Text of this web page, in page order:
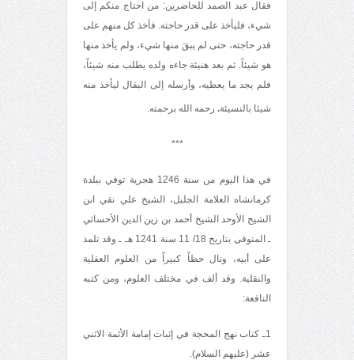
فقال عبد الصمد للحاضرين: من احتاج منكم إلى
شيء، فليأخذ على قدر حاجته. فأخذ كل منهم على
قدر حاجته، حتى لم يبقَ منها شيء، ولم يأخذ منها
هو شيئاً. ثم بعد هنيئة جاءه ولده يطلب منه شيئاً،
فلم يجد ما يعطيه، وأرسله إلى البقال ليأخذ منه
شيئا بالنسيئة. رحمه الله برحمته.
***
في هذا اليوم من سنة 1246 هجرية توفي ببلدة
كرمانشاه العلامة الجليل، الشيخ علي نقي ابن
الشيخ الأوحد الشيخ أحمد بن زين الدين الأحسائي
ـ المتوفى بتاريخ 18/ 11 سنة 1241 هـ ـ وقد تلمذ
على أبيه، ونال حظاً كبيراً من العلوم العقلية
والنقلية. وقد ألف في مختلف العلوم، ومن كتبه
النافعة:
1ـ كتاب نهج المحجة في إثبات إمامة الأئمة الاثني
عشر (عليهم السلام).